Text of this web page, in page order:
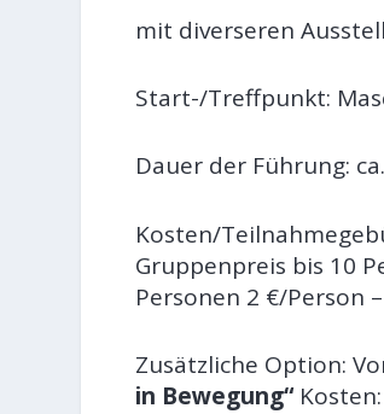
mit diverseren
Start-/Treffpunkt:
Dauer der Führung:
Kosten/
Gruppenpreis bis 10
Personen 2 €/Person
Zusätzliche Option:
in Bewegung“